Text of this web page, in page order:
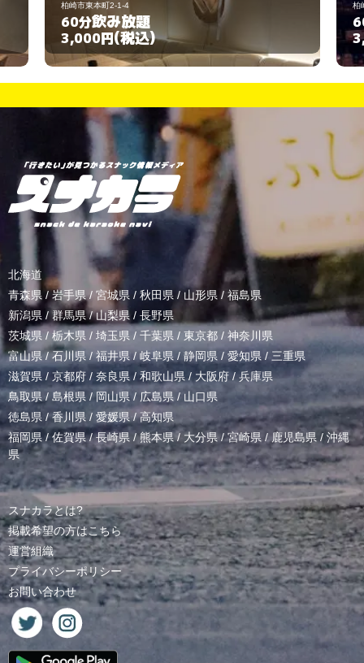
柏崎市東本町2-1-4
60分飲み放題
3,000円(税込)
柏
北海道
青森県 / 岩手県/ 宮城県 / 秋田県 / 山形県/ 福島県
新潟県 /群馬県/山梨県 / 長野県
茨城県 / 栃木県 / 埼玉県 / 千葉県 / 東京都 / 神奈川県
富山県 /石川県/福井県/岐阜県 / 静岡県 / 愛知県 / 三重県
滋賀県 / 京都府 / 奈良県 / 和歌山県/ 大阪府 /兵庫県
鳥取県/ 島根県 /岡山県/ 広島県 / 山口県
徳島県 /香川県 / 愛媛県/高知県
福岡県/佐賀県/長崎県 /熊本県/ 大分県/宮崎県 /鹿児島県 / 沖縄
県
スナカラとは?
掲載希望の方はこちら
運営組織
プライバシーポリシー
お問い合わせ